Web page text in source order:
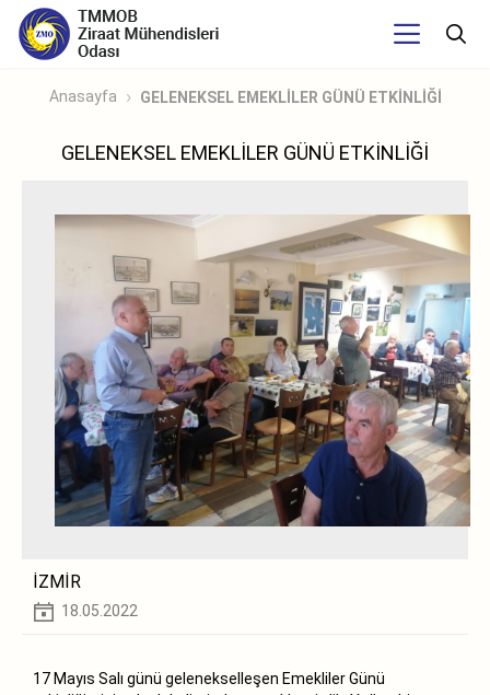
Anasayfa GELENEKSEL EMEKLİLER GÜNÜ ETKİNLİĞİ
GELENEKSEL EMEKLİLER GÜNÜ ETKİNLİĞİ
İZMİR
18.05.2022
17 Mayıs Salı günü gelenekselleşen Emekliler Günü